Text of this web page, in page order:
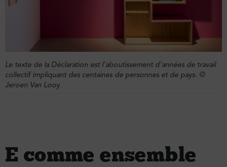
Le texte de la Déclaration est l’aboutissement d’années de travail
collectif impliquant des centaines de personnes et de pays. ©
Jeroen Van Looy
E comme ensemble